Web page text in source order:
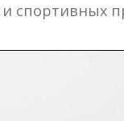
спортивных